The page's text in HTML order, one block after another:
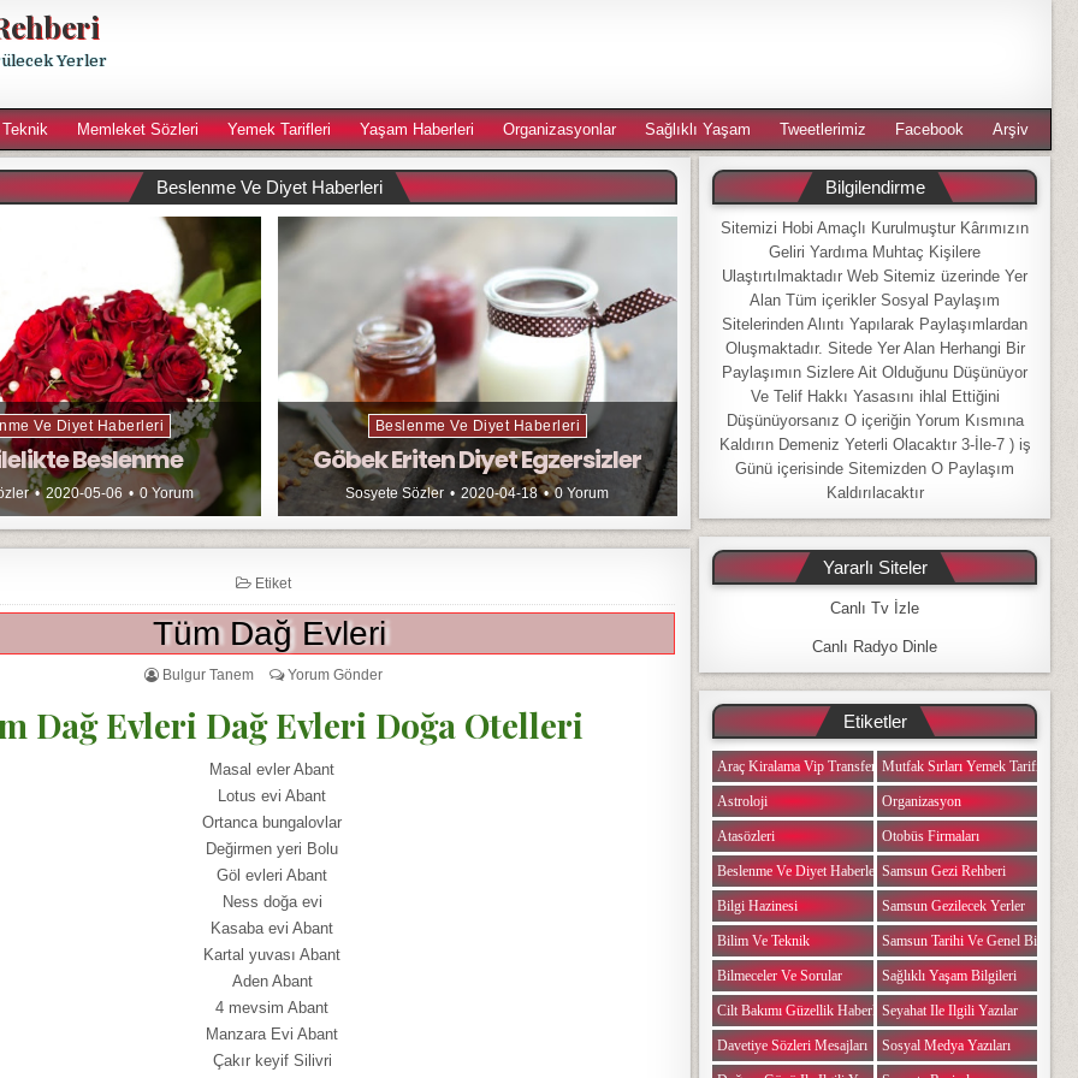
Yerler
Memleket Sözleri Yemek Tarifleri Yaşam Haberleri Organizasyonlar Sağlıklı Yaşam Tweetlerimiz Facebook Arşiv
Beslenme Ve Diyet Haberleri
Ve Diyet Haberleri
Beslenme
2020-05-06 0 Yorum
Beslenme Ve Diyet Haberleri
Göbek Eriten Diyet Egzersizler
Sosyete Sözler 2020-04-18 0 Yorum
Etiket
Tüm Dağ Evleri
Bulgur Tanem Yorum Gönder
Dağ Evleri Dağ Evleri Doğa Otelleri
Masal evler Abant
Lotus evi Abant
Ortanca bungalovlar
Değirmen yeri Bolu
Göl evleri Abant
Ness doğa evi
Kasaba evi Abant
Kartal yuvası Abant
Aden Abant
4 mevsim Abant
Manzara Evi Abant
Çakır keyif Silivri
Bilgilendirme
Sitemizi Hobi Amaçlı Kurulmuştur Kârımızın
Geliri Yardıma Muhtaç Kişilere
Ulaştırtılmaktadır Web Sitemiz üzerinde Yer
Alan Tüm içerikler Sosyal Paylaşım
Sitelerinden Alıntı Yapılarak Paylaşımlardan
Oluşmaktadır. Sitede Yer Alan Herhangi Bir
Paylaşımın Sizlere Ait Olduğunu Düşünüyor
Ve Telif Hakkı Yasasını ihlal Ettiğini
Düşünüyorsanız O içeriğin Yorum Kısmına
Kaldırın Demeniz Yeterli Olacaktır 3-İle-7 ) iş
Günü içerisinde Sitemizden O Paylaşım
Kaldırılacaktır
Yararlı Siteler
Canlı Tv İzle
Canlı Radyo Dinle
Etiketler
Araç Kiralama Vip Transfer
Astroloji
Atasözleri
Beslenme Ve Diyet Haberleri
Bilgi Hazinesi
Bilim Ve Teknik
Bilmeceler Ve Sorular
Cilt Bakımı Güzellik Haberleri
Davetiye Sözleri Mesajları
Mutfak Sırları Yemek Tarifi
Organizasyon
Otobüs Firmaları
Samsun Gezi Rehberi
Samsun Gezilecek Yerler
Samsun Tarihi Ve Genel Bilgiler
Sağlıklı Yaşam Bilgileri
Seyahat Ile Ilgili Yazılar
Sosyal Medya Yazıları